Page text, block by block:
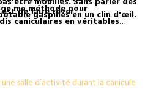
gaspillés en un clin d'œil.
de faire rêver.
ma méthode pour
caniculaires en véritables
vos éponges et vos
tout ça !